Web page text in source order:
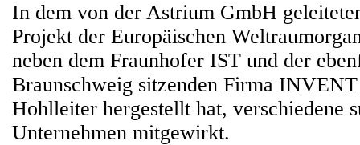
In dem von der Astrium GmbH
Projekt der Europäischen
neben dem Fraunhofer IST und der
Braunschweig sitzenden Firma
Hohlleiter hergestellt hat, verschiedene
Unternehmen mitgewirkt.